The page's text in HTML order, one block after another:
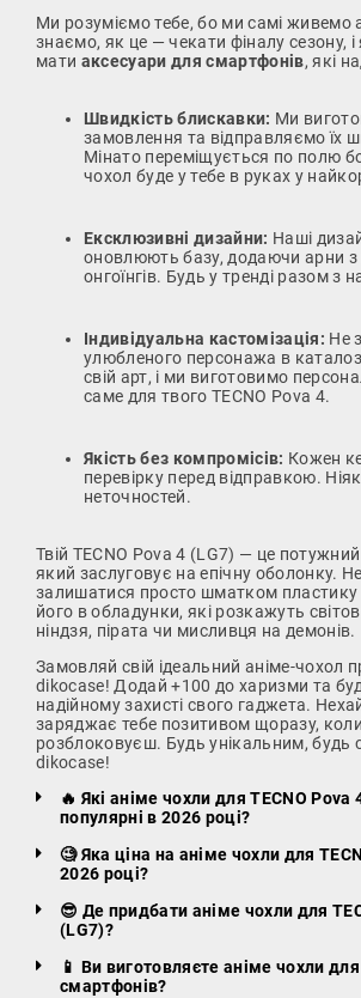
Ми розуміємо тебе, бо ми самі живемо
знаємо, як це — чекати фіналу сезону,
мати аксесуари для смартфонів, які
Швидкість блискавки: Ми
замовлення та відправляємо їх
Мінато переміщується по полю
чохол буде у тебе в руках у
Ексклюзивні дизайни: Наші
оновлюють базу, додаючи арни з
онгоїнгів. Будь у тренді разом з
Індивідуальна кастомізація: Не
улюбленого персонажа в
свій арт, і ми виготовимо
саме для твого TECNO Pova 4.
Якість без компромісів: Кожен
перевірку перед відправкою.
неточностей.
Твій TECNO Pova 4 (LG7) — це потужний
який заслуговує на епічну оболонку.
залишатися просто шматком пластику
його в обладунки, які розкажуть
ніндзя, пірата чи мисливця на демонів.
Замовляй свій ідеальний аніме-чохол
dikocase! Додай +100 до харизми та
надійному захисті свого гаджета.
заряджає тебе позитивом щоразу,
розблоковуєш. Будь унікальним, будь
dikocase!
🔥 Які аніме чохли для TECNO Pova
популярні в 2026 році?
🧐 Яка ціна на аніме чохли для
2026 році?
😎 Де придбати аніме чохли для
(LG7)?
📱 Ви виготовляєте аніме чохли
смартфонів?